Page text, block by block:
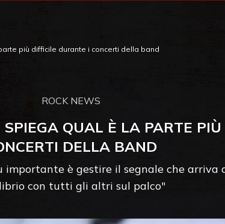
più difficile durante i concerti della band
ROCK NEWS
SPIEGA QUAL È LA PARTE
DELLA BAND
importante è gestire il segnale che
con tutti gli altri sul palco"